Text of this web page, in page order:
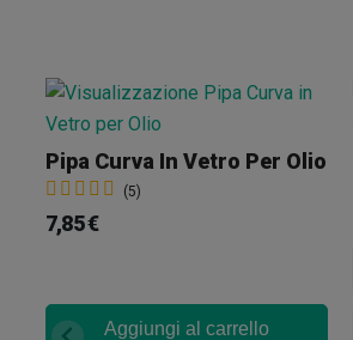
Pipa Curva In Vetro Per Olio
(5)
7,85 €
Aggiungi al carrello